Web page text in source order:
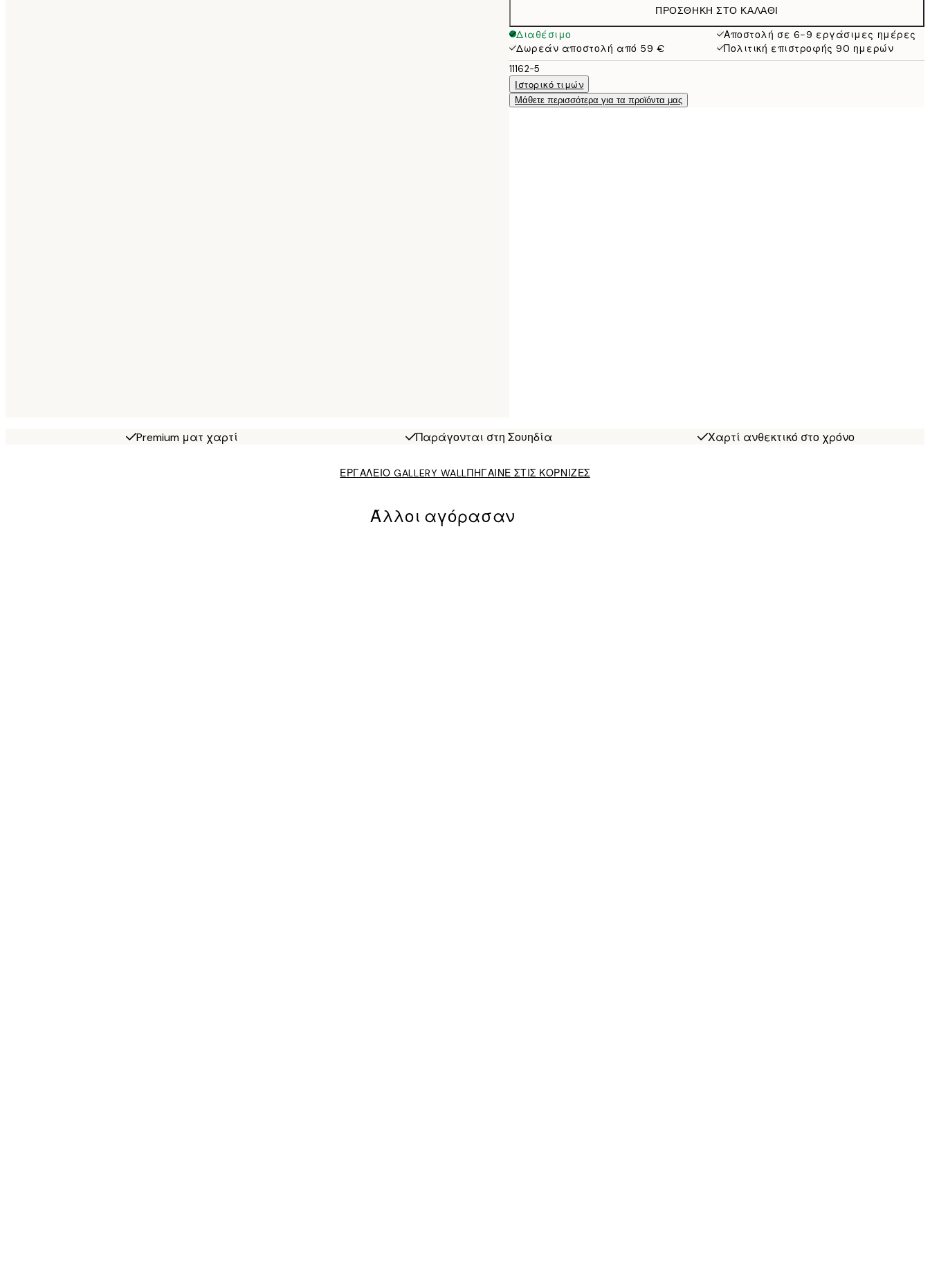
ΠΡΟΣΘΉΚΗ ΣΤΟ ΚΑΛΆΘΙ
Διαθέσιμο
Αποστολή σε 6-9 εργάσιμες ημέρες
Δωρεάν αποστολή από 59 €
Πολιτική επιστροφής 90 ημερών
11162-5
Ιστορικό τιμών
Μάθετε περισσότερα για τα προϊόντα μας
Premium ματ χαρτί Παράγονται στη Σουηδία Χαρτί ανθεκτικό στο χρόνο
ΕΡΓΑΛΕΙΟ GALLERY WALLΠΗΓΑΙΝΕ ΣΤΙΣ ΚΟΡΝΙΖΕΣ
Άλλοι αγόρασαν